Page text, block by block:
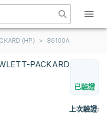
(HP) > 86100A
PACKARD
已驗證
上次驗證: